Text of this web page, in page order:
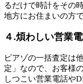
るだけで時計をその
地方にお住まいの方
４.煩わしい営業
ピアゾの一括査定は
定」なので、お客様
しつこい営業電話や